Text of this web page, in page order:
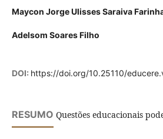
Maycon Jorge Ulisses Saraiva
Adelsom Soares Filho
DOI: https://doi.org/10.25110/
RESUMO Questões educacionais